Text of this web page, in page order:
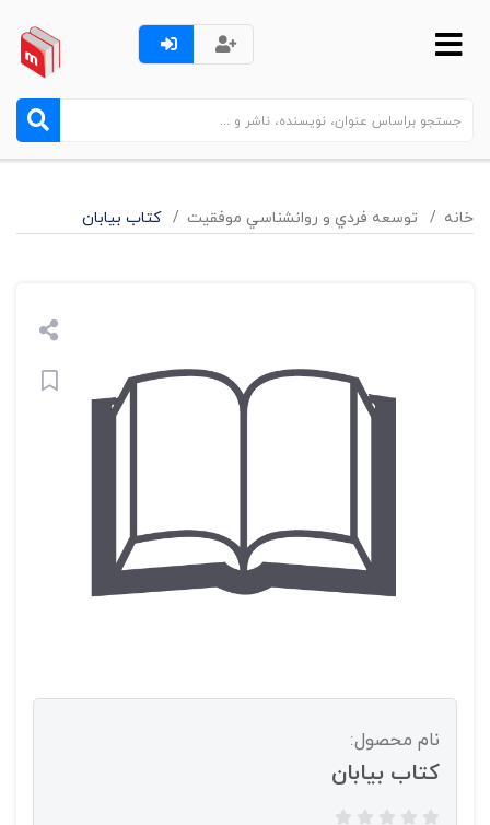
خانه توسعه فردي و روانشناسي موفقيت کتاب بیابان
نام محصول:
کتاب بیابان